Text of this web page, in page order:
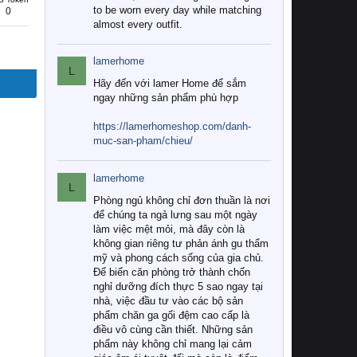
0
to be worn every day while matching
almost every outfit.
L
lamerhome
Hãy đến với lamer Home để sắm
ngay những sản phẩm phù hợp
https://lamerhomeshop.com/danh-
muc-san-pham/chieu/
L
lamerhome
Phòng ngủ không chỉ đơn thuần là nơi
để chúng ta ngả lưng sau một ngày
làm việc mệt mỏi, mà đây còn là
không gian riêng tư phản ánh gu thẩm
mỹ và phong cách sống của gia chủ.
Để biến căn phòng trở thành chốn
nghỉ dưỡng đích thực 5 sao ngay tại
nhà, việc đầu tư vào các bộ sản
phẩm chăn ga gối đệm cao cấp là
điều vô cùng cần thiết. Những sản
phẩm này không chỉ mang lại cảm